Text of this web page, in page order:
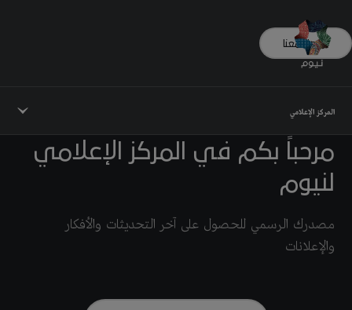
تواصل معنا
المركز الإعلامي
مرحباً بكم في المركز الإعلامي
لنيوم
مصدرك الرسمي للحصول على آخر التحديثات والأفكار
والإعلانات